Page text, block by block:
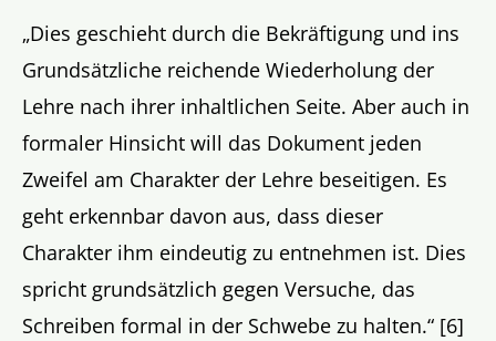
„Dies geschieht durch die Bekräftigung und ins
Grundsätzliche reichende Wiederholung der
Lehre nach ihrer inhaltlichen Seite. Aber auch in
formaler Hinsicht will das Dokument jeden
Zweifel am Charakter der Lehre beseitigen. Es
geht erkennbar davon aus, dass dieser
Charakter ihm eindeutig zu entnehmen ist. Dies
spricht grundsätzlich gegen Versuche, das
Schreiben formal in der Schwebe zu halten.“ [6]